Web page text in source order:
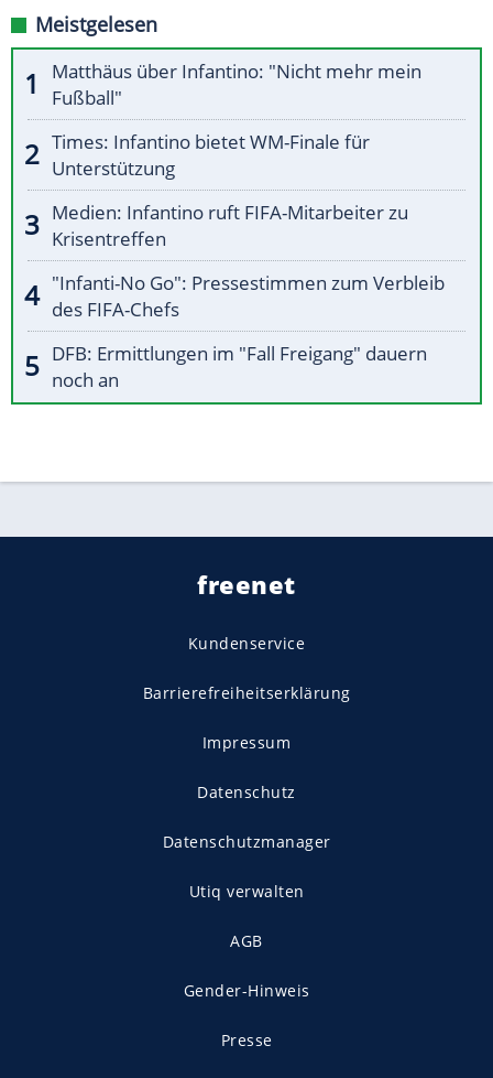
Meistgelesen
Matthäus über Infantino: "Nicht mehr mein
Fußball"
Times: Infantino bietet WM-Finale für
Unterstützung
Medien: Infantino ruft FIFA-Mitarbeiter zu
Krisentreffen
"Infanti-No Go": Pressestimmen zum Verbleib
des FIFA-Chefs
DFB: Ermittlungen im "Fall Freigang" dauern
noch an
freenet
Kundenservice
Barrierefreiheitserklärung
Impressum
Datenschutz
Datenschutzmanager
Utiq verwalten
AGB
Gender-Hinweis
Presse